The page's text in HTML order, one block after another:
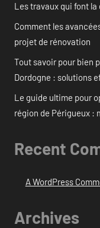
Les travaux qui font
Comment les
projet de rénovation
Tout savoir pour bien
Dordogne : solutions
Le guide ultime pour
région de Périgueux :
Recent
A WordPress
Archives